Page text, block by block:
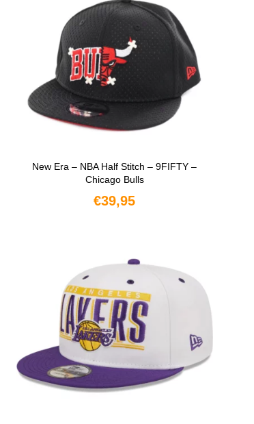
New Era – NBA Half Stitch – 9FIFTY –
Chicago Bulls
€39,95